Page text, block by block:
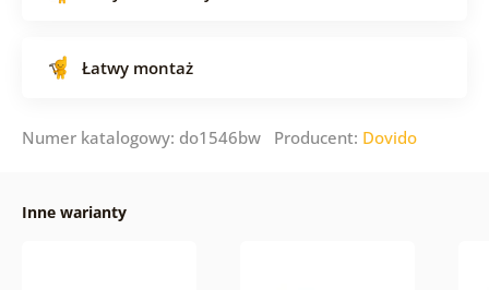
Łatwy montaż
Numer katalogowy: do1546bw Producent: Dovido
Inne warianty